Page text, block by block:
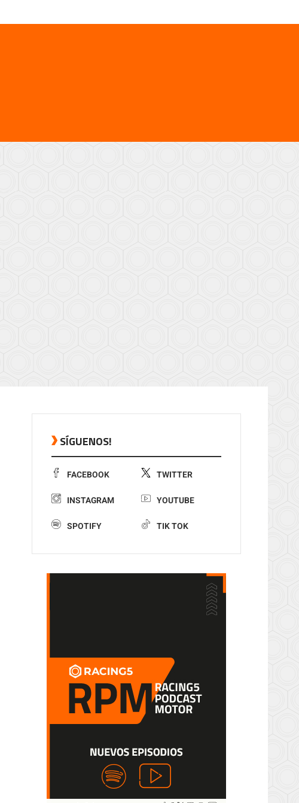
SÍGUENOS!
FACEBOOK TWITTER
INSTAGRAM YOUTUBE
SPOTIFY TIK TOK